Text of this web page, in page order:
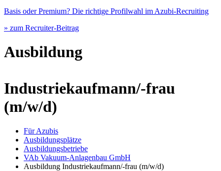
Basis oder Premium? Die richtige Profilwahl im Azubi-Recruiting
» zum Recruiter-Beitrag
Ausbildung
Industriekaufmann/-frau
(m/w/d)
Für Azubis
Ausbildungsplätze
Ausbildungsbetriebe
VAb Vakuum-Anlagenbau GmbH
Ausbildung Industriekaufmann/-frau (m/w/d)